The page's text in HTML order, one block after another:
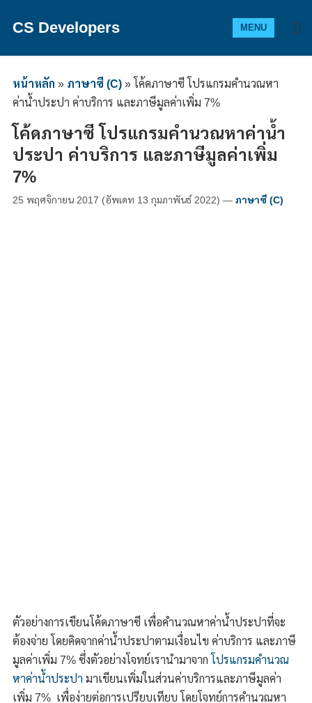
CS Developers MENU
หน้าหลัก » ภาษาซี (C)» โค้ดภาษาซี โปรแกรมคำนวณหา
ค่าน้ำประปา ค่าบริการ และภาษีมูลค่าเพิ่ม 7%
โค้ดภาษาซี โปรแกรมคำนวณหาค่าน้ำ
ประปา ค่าบริการ และภาษีมูลค่าเพิ่ม
7%
25 พฤศจิกายน 2017 (อัพเดท 13 กุมภาพันธ์ 2022) — ภาษาซี (C)
ตัวอย่างการเขียนโค้ดภาษาซี เพื่อคำนวณหาค่าน้ำประปาที่จะ
ต้องจ่าย โดยคิดจากค่าน้ำประปาตามเงื่อนไข ค่าบริการ และภาษี
มูลค่าเพิ่ม 7% ซึ่งตัวอย่างโจทย์เรานำมาจาก โปรแกรมคำนวณ
หาค่าน้ำประปา มาเขียนเพิ่มในส่วนค่าบริการและภาษีมูลค่า
เพิ่ม 7% เพื่อง่ายต่อการเปรียบเทียบ โดยโจทย์การคำนวณหา